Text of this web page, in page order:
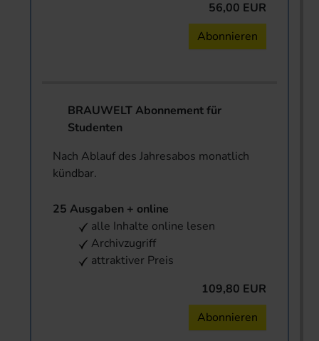
56,00 EUR
Abonnieren
BRAUWELT Abonnement für
Studenten
Nach Ablauf des Jahresabos monatlich
kündbar.
25 Ausgaben + online
alle Inhalte online lesen
Archivzugriff
attraktiver Preis
109,80 EUR
Abonnieren